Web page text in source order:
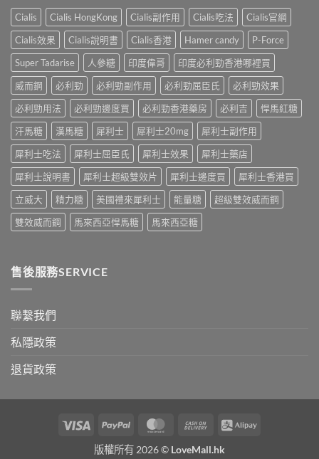
訴
你
真
相，
備
孕
男
必
讀〉
真
實
體
驗
＋
醫
真
相
大
公
開〉
中
法
與
印
度
Levifil-
20〉
與
副
作
用：
果
凍
嘅
速
效
術
要
打
折
讀〉
Cialis Cialis HongKong Cialis副作用 Cialis吃法
Cialis官網
Cialis效果
Cialis說明書 Cialis香港 Hamer candy
P-Force
Super Tadarise
人參糖 印度偉哥
印度必利勁香港哪裡買
威而鋼
必利勁 必利勁副作用 必利勁屈臣氏
必利勁效果
必利勁用法
必利勁邊度買 必利勁香港藥房 必利吉
悍馬紅糖
汗馬糖
漢馬糖 犀利士 犀利士20mg
犀利士副作用
犀利士吃法
犀利士屈臣氏 犀利士效果
犀利士藥店
犀利士說明書
犀利士超級雙效片 犀利士邊度買
犀利士香港買
立威大
精力糖 美國禮來犀利士 能量糖
超級雙效威而鋼
雙效威而鋼
馬來西亞悍馬糖 馬來西亞糖
售後服務SERVICE
聯繫我們
私隱政策
退貨政策
Visa PayPal MasterCardCash
Delivery
Alipay
版權所有 2026 © LoveMall.hk